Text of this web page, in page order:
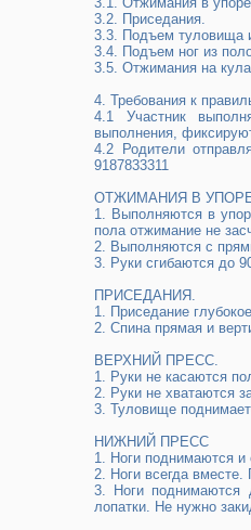
3.2. Приседания.
3.3. Подъем туловища
3.4. Подъем ног из
3.5. Отжимания на
4.​ Требования к
4.1 Участник
выполнения,
4.2 Родители
9187833311
ОТЖИМАНИЯ В
1. Выполняются в
пола отжимание не
2. Выполняются с
3. Руки сгибаются до
ПРИСЕДАНИЯ.
1. Приседание
2. Спина прямая и
ВЕРХНИЙ ПРЕСС.
1. Руки не касаются
2. Руки не хватаются
3. Туловище
НИЖНИЙ ПРЕСС
1. Ноги поднимаются
2. Ноги всегда вместе.
3. Ноги поднимаются
лопатки. Не нужно